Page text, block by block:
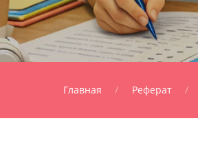
Главная Реферат